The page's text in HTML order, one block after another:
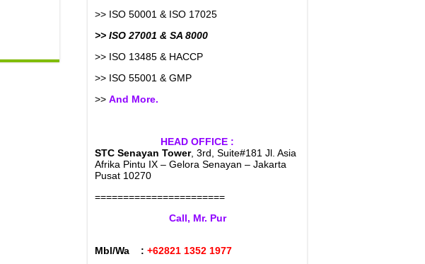
>> ISO 50001 & ISO 17025
>> ISO 27001 & SA 8000
>> ISO 13485 & HACCP
>> ISO 55001 & GMP
>> And More.
HEAD OFFICE :
STC Senayan Tower, 3rd, Suite#181 Jl. Asia
Afrika Pintu IX – Gelora Senayan – Jakarta
Pusat 10270
=======================
Call, Mr. Pur
Mbl/Wa : +62821 1352 1977